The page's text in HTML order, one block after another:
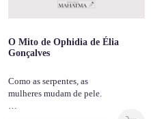
O Mito de Ophidia de Élia
Gonçalves
Como as serpentes, as
mulheres mudam de pele.
…